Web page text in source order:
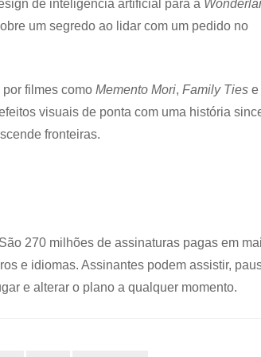
de inteligência artificial para a
um segredo ao lidar com um pedido no
filmes como Memento Mori, Family Ties e
visuais de ponta com uma história
fronteiras.
270 milhões de assinaturas pagas em
e idiomas. Assinantes podem assistir,
e alterar o plano a qualquer momento.